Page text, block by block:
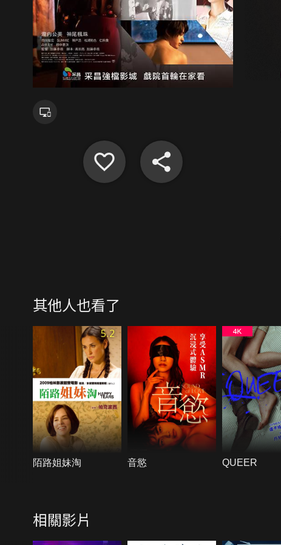
其他人也看了
5.2
陌路姐妹淘 音慾 QUEER
相關影片